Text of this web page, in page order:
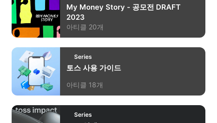
My Money Story - 공모전 DRAFT
2023
아티클 20개
Series
토스 사용 가이드
아티클 18개
Series